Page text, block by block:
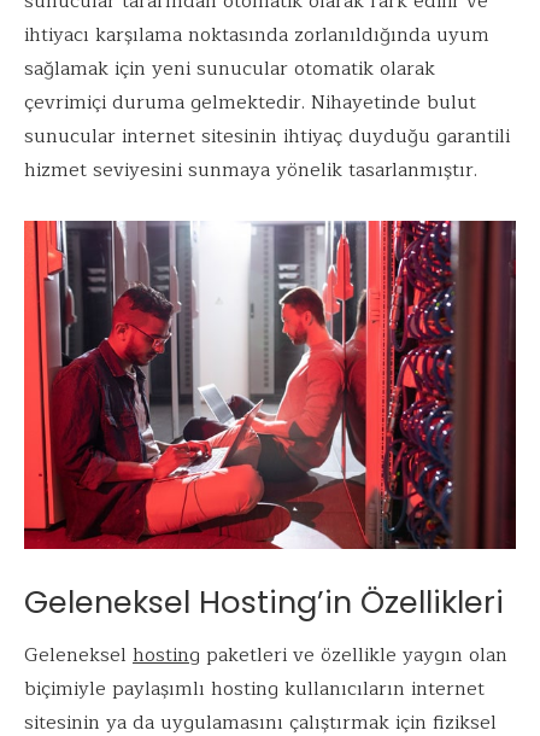
ihtiyacı karşılama noktasında zorlanıldığında uyum
sağlamak için yeni sunucular otomatik olarak
çevrimiçi duruma gelmektedir. Nihayetinde bulut
sunucular internet sitesinin ihtiyaç duyduğu garantili
hizmet seviyesini sunmaya yönelik tasarlanmıştır.
Geleneksel Hosting’in Özellikleri
Geleneksel hosting paketleri ve özellikle yaygın olan
biçimiyle paylaşımlı hosting kullanıcıların internet
sitesinin ya da uygulamasını çalıştırmak için fiziksel